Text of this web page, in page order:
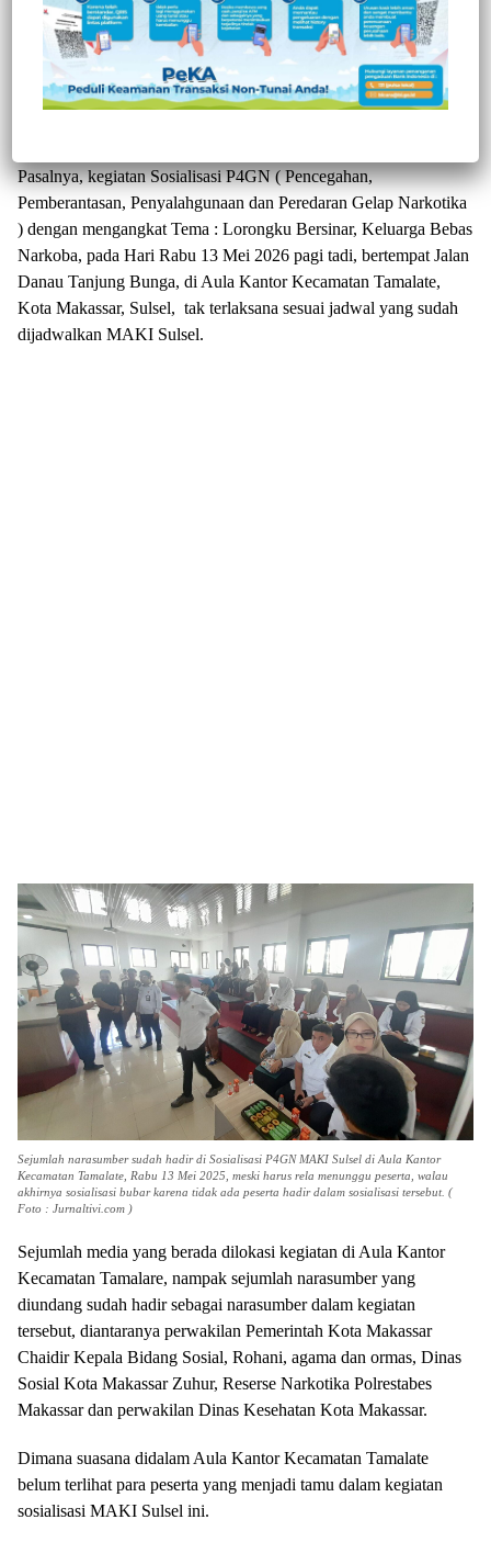
JURNALTIVI.COM, MAKASSAR
– Relawan anti narkotika
yang tergabung dalam Masyarakat Anti Narkotika Indonesia (
MAKI ) Sulsel, merasa kecewa terhadap pihak Pemerintah
Pasalnya, kegiatan Sosialisasi P4GN ( Pencegahan,
Pemberantasan, Penyalahgunaan dan Peredaran Gelap Narkotika
) dengan mengangkat Tema : Lorongku Bersinar, Keluarga Bebas
Narkoba, pada Hari Rabu 13 Mei 2026 pagi tadi, bertempat Jalan
Danau Tanjung Bunga, di Aula Kantor Kecamatan Tamalate,
Kota Makassar, Sulsel, tak terlaksana sesuai jadwal yang sudah
dijadwalkan MAKI Sulsel.
Sejumlah narasumber sudah hadir di Sosialisasi P4GN MAKI Sulsel di Aula Kantor
Kecamatan Tamalate, Rabu 13 Mei 2025, meski harus rela menunggu peserta, walau
akhirnya sosialisasi bubar karena tidak ada peserta hadir dalam sosialisasi tersebut. (
Foto : Jurnaltivi.com )
Sejumlah media yang berada dilokasi kegiatan di Aula Kantor
Kecamatan Tamalare, nampak sejumlah narasumber yang
diundang sudah hadir sebagai narasumber dalam kegiatan
tersebut, diantaranya perwakilan Pemerintah Kota Makassar
Chaidir Kepala Bidang Sosial, Rohani, agama dan ormas, Dinas
Sosial Kota Makassar Zuhur, Reserse Narkotika Polrestabes
Makassar dan perwakilan Dinas Kesehatan Kota Makassar.
Dimana suasana didalam Aula Kantor Kecamatan Tamalate
belum terlihat para peserta yang menjadi tamu dalam kegiatan
sosialisasi MAKI Sulsel ini.